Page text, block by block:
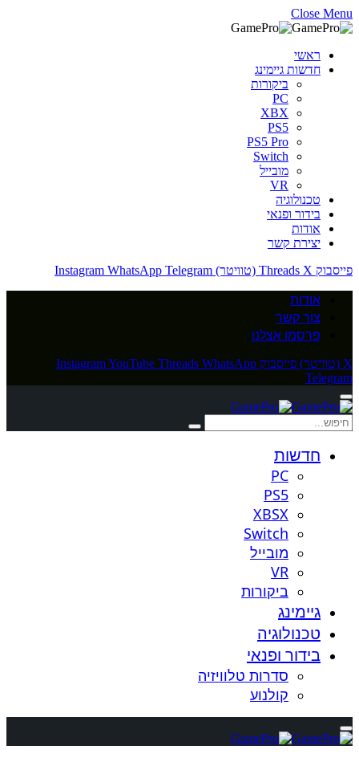
Close Menu
ראשי
חדשות גיימינג
ביקורות
PC
XBX
PS5
PS5 Pro
Switch
מובייל
VR
טכנולוגיה
בידור ופנאי
אודות
יצירת קשר
פייסבוק
Threads X (טוויטר) Instagram WhatsApp Telegram
אודות
צור קשר
פרסמו אצלנו
X (טוויטר) פייסבוק InstagramYouTube Threads WhatsApp
Telegram
חדשות
PC
PS5
XBSX
Switch
מובייל
VR
ביקורות
גיימינג
טכנולוגיה
בידור ופנאי
סדרות טלוויזיה
קולנוע